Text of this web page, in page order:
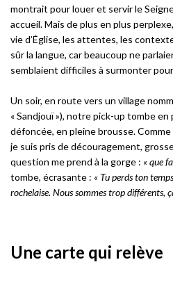
montrait pour louer et servir le
accueil. Mais de plus en plus
vie d’Église, les attentes, les
sûr la langue, car beaucoup ne
semblaient difficiles à surmonter
Un soir, en route vers un village
« Sandjouï »), notre pick-up tombe
défoncée, en pleine brousse.
je suis pris de découragement,
question me prend à la gorge : « que
tombe, écrasante : « Tu perds ton
rochelaise. Nous sommes trop différents,
Une carte qui relève